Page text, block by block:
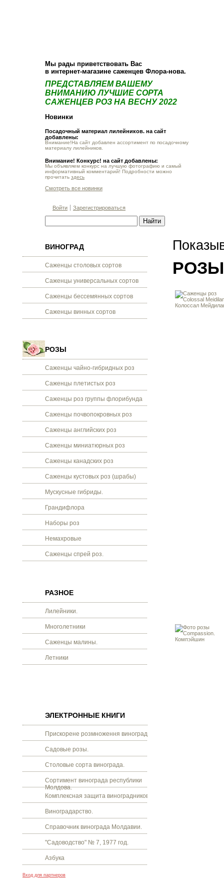
Мы рады приветствовать Вас
в интернет-магазине саженцев Флора-нова.
ПРЕДСТАВЛЯЕМ ВАШЕМУ
ВНИМАНИЮ ЛУЧШИЕ СОРТА
САЖЕНЦЕВ РОЗ НА ВЕСНУ 2022
Новинки
Посадочный материал лилейников. на сайт
добавлены:
Внимание!На сайт добавлен ассортимент по посадочному
материалу лилейников.
Внимание! Конкурс! на сайт добавлены:
Мы объявляем конкурс на лучшую фотографию и самый
информативный комментарий! Подробности можно
прочитать здесь
Смотреть все новинки
Войти Зарегистрироваться
ВИНОГРАД
Саженцы столовых сортов
Саженцы универсальных сортов
Саженцы бессемянных сортов
Саженцы винных сортов
РОЗЫ
Саженцы чайно-гибридных роз
Саженцы плетистых роз
Саженцы роз группы флорибунда
Саженцы почвопокровных роз
Саженцы английских роз
Саженцы миниатюрных роз
Саженцы канадских роз
Саженцы кустовых роз (шрабы)
Мускусные гибриды.
Грандифлора
Наборы роз
Немахровые
Саженцы спрей роз.
РАЗНОЕ
Лилейники.
Многолетники
Саженцы малины.
Летники
ЭЛЕКТРОННЫЕ КНИГИ
Прискорене розмноження винограду.
Садовые розы.
Столовые сорта винограда.
Сортимент винограда республики
Молдова.
Комплексная защита виноградников.
Виноградарство.
Справочник винограда Молдавии.
"Садоводство" № 7, 1977 год.
Азбука
Вход для партнеров
РОЗЫ